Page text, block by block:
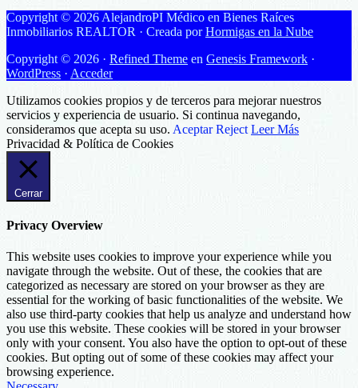
Copyright © 2026 AlejandroPI Médico en Bienes Raíces
Inmobiliarios REALTOR · Creada porHormigas en la Nube
Copyright © 2026 · Refined Theme en Genesis Framework ·
WordPress · Acceder
Utilizamos cookies propios y de terceros para mejorar nuestros
servicios y experiencia de usuario. Si continua navegando,
consideramos que acepta su uso. Aceptar Reject Leer Más
Privacidad & Política de Cookies
Cerrar
Privacy Overview
This website uses cookies to improve your experience while you
navigate through the website. Out of these, the cookies that are
categorized as necessary are stored on your browser as they are
essential for the working of basic functionalities of the website. We
also use third-party cookies that help us analyze and understand how
you use this website. These cookies will be stored in your browser
only with your consent. You also have the option to opt-out of these
cookies. But opting out of some of these cookies may affect your
browsing experience.